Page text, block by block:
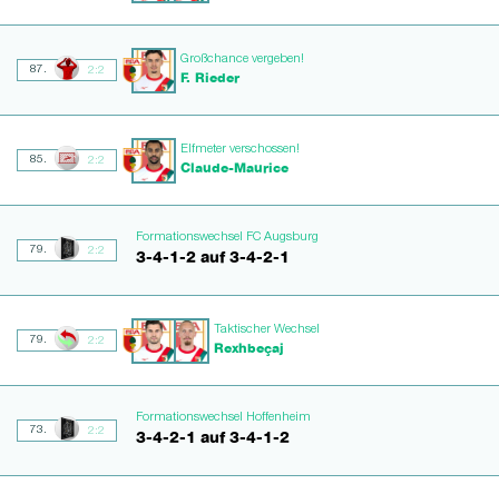
87. 2:2
Großchance vergeben!
F. Rieder
85. 2:2
Elfmeter verschossen!
Claude-Maurice
79. 2:2
Formationswechsel FC Augsburg
3-4-1-2 auf 3-4-2-1
79. 2:2
Taktischer Wechsel
Rexhbeçaj
73. 2:2
Formationswechsel Hoffenheim
3-4-2-1 auf 3-4-1-2